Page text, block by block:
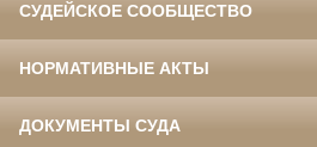
СУДЕЙСКОЕ СООБЩЕСТВО
НОРМАТИВНЫЕ АКТЫ
ДОКУМЕНТЫ СУДА